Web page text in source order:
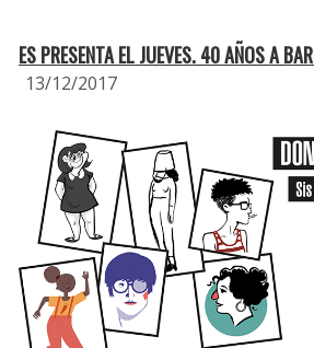
ES PRESENTA EL JUEVES. 40 AÑOS A
13/12/2017